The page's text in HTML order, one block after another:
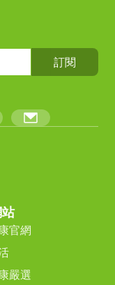
訂閱
官網
嚴選